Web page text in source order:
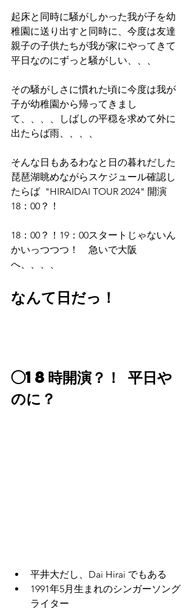
起床と同時に騒がしかった我が子を幼
稚園に送り出すと同時に、今度は友達
親子の子供たちが我が家にやってきて
平日なのにずっと騒がしい、、、
その騒がしさに慣れた頃に今度は我が
子が幼稚園から帰ってきまし
て、、、、しばしの平穏を求めて外に
出たらば雨、、、、
そんな日もあるわなと日の暮れだした
琵琶湖眺めながらスケジュール確認し
たらば  "HIRAIDAI TOUR 2024" 開演
18：00？！
18：00？！19：00スタートじゃないん
かいっつつつ！　急いで大阪
へ、、、、
なんて日だっ！
◯18時開演？！ 平日や
のに？
平井大だし、Dai Hirai でもある
1991年5月生まれのシンガーソング
ライター